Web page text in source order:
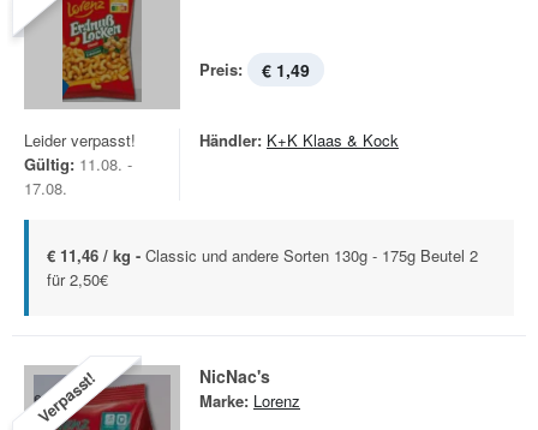
Preis: € 1,49
Leider verpasst!
Gültig: 11.08. -
17.08.
Händler: K+K Klaas & Kock
€ 11,46 / kg - Classic und andere Sorten 130g - 175g Beutel 2
für 2,50€
Verpasst! NicNac's
Marke: Lorenz